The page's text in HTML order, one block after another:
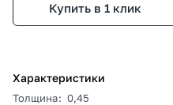
Купить в 1 клик
Характеристики
Толщина: 0,45